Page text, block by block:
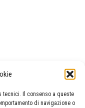
tecnici. Il consenso a queste
di navigazione o
apertura Galleria)